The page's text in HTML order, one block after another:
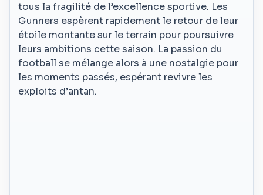
tous la fragilité de l’excellence sportive. Les
Gunners espèrent rapidement le retour de leur
étoile montante sur le terrain pour poursuivre
leurs ambitions cette saison. La passion du
football se mélange alors à une nostalgie pour
les moments passés, espérant revivre les
exploits d’antan.